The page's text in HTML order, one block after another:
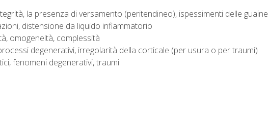
la presenza di versamento (peritendineo), ispessimenti delle guaine
distensione da liquido infiammatorio
omogeneità, complessità
degenerativi, irregolarità della corticale (per usura o per traumi)
fenomeni degenerativi, traumi